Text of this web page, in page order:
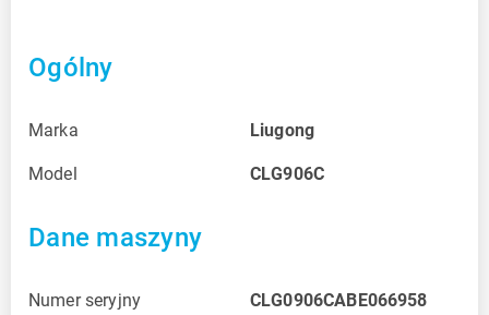
Ogólny
Marka Liugong
Model CLG906C
Dane maszyny
Numer seryjny CLG0906CABE066958